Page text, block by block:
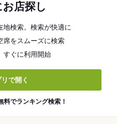
店探し
地検索。検索が快適に
席をスムーズに検索
すぐに利用開始
で開く
料でランキング検索！